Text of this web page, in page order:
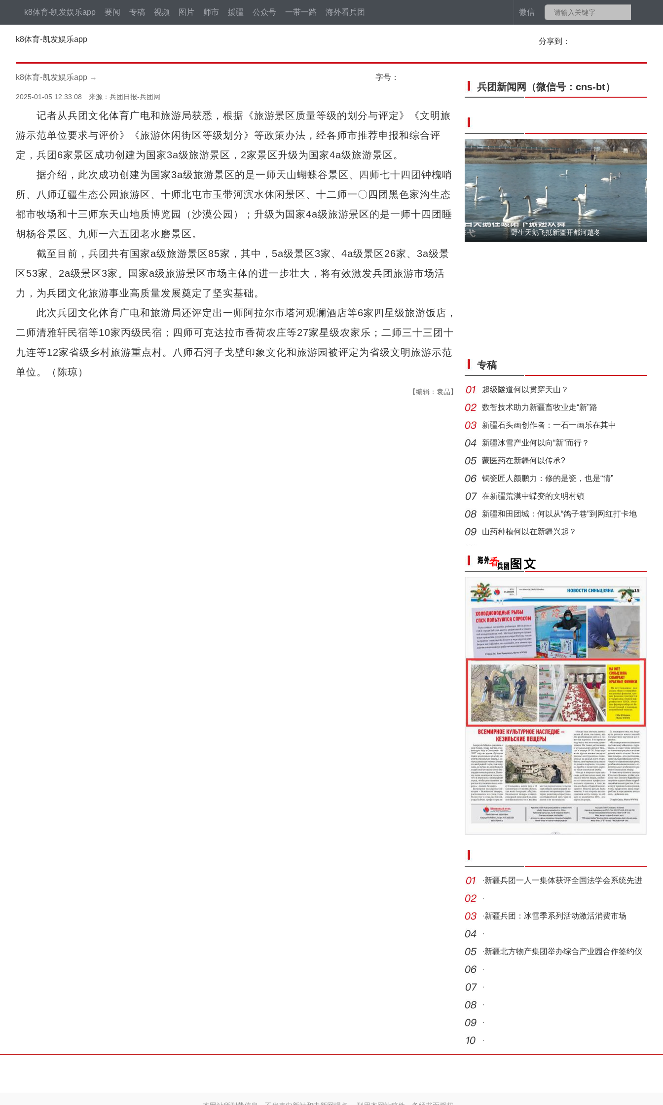
微信
k8体育-凯发娱乐app 要闻 专稿 视频 图片 师市 援疆 公众号 一带一路 海外看兵团
k8体育-凯发娱乐app 分享到：
k8体育-凯发娱乐app → 字号：
2025-01-05 12:33:08 来源：兵团日报-兵团网
记者从兵团文化体育广电和旅游局获悉，根据《旅游景区质量等级的划分与评定》《文明旅
游示范单位要求与评价》《旅游休闲街区等级划分》等政策办法，经各师市推荐申报和综合评
定，兵团6家景区成功创建为国家3a级旅游景区，2家景区升级为国家4a级旅游景区。
据介绍，此次成功创建为国家3a级旅游景区的是一师天山蝴蝶谷景区、四师七十四团钟槐哨
所、八师辽疆生态公园旅游区、十师北屯市玉带河滨水休闲景区、十二师一〇四团黑色家沟生态
都市牧场和十三师东天山地质博览园（沙漠公园）；升级为国家4a级旅游景区的是一师十四团睡
胡杨谷景区、九师一六五团老水磨景区。
截至目前，兵团共有国家a级旅游景区85家，其中，5a级景区3家、4a级景区26家、3a级景
区53家、2a级景区3家。国家a级旅游景区市场主体的进一步壮大，将有效激发兵团旅游市场活
力，为兵团文化旅游事业高质量发展奠定了坚实基础。
此次兵团文化体育广电和旅游局还评定出一师阿拉尔市塔河观澜酒店等6家四星级旅游饭店，
二师清雅轩民宿等10家丙级民宿；四师可克达拉市香荷农庄等27家星级农家乐；二师三十三团十
九连等12家省级乡村旅游重点村。八师石河子戈壁印象文化和旅游园被评定为省级文明旅游示范
单位。（陈琼）
【编辑：袁晶】
兵团新闻网 （微信号：cns-bt）
野生天鹅飞抵新疆开都河越冬
侨乡故事 | 新疆吐鲁番烘焙师“复刻”1400年
侨乡故事 | 创业者青年古丽菲亚·库尔班：让
专稿
超级隧道何以贯穿天山？
数智技术助力新疆畜牧业走“新”路
新疆石头画创作者：一石一画乐在其中
新疆冰雪产业何以向“新”而行？
蒙医药在新疆何以传承?
锔瓷匠人颜鹏力：修的是瓷，也是“情”
在新疆荒漠中蝶变的文明村镇
新疆和田团城：何以从“鸽子巷”到网红打卡地
山药种植何以在新疆兴起？
·新疆兵团一人一集体获评全国法学会系统先进
·
·新疆兵团：冰雪季系列活动激活消费市场
·
·新疆北方物产集团举办综合产业园合作签约仪
式
·
·
·
·
·